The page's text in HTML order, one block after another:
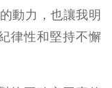
動力，也讓我明
律性和堅持不懈